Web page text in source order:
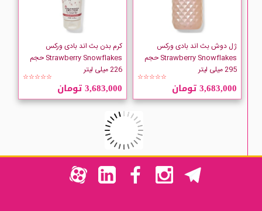
ژل دوش بث اند بادی ورکس
Strawberry Snowflakes حجم
295 میلی لیتر
☆☆☆☆☆
3,683,000 تومان
کرم بدن بث اند بادی ورکس
Strawberry Snowflakes حجم
226 میلی لیتر
☆☆☆☆☆
3,683,000 تومان